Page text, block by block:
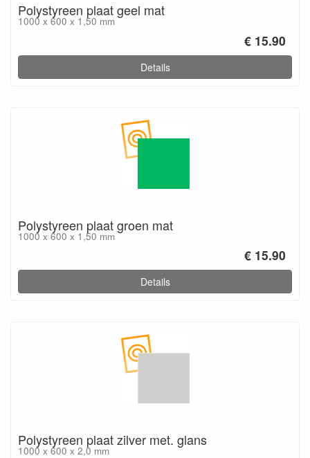
Polystyreen plaat geel mat
1000 x 600 x 1,50 mm
€ 15.90
Details
Polystyreen plaat groen mat
1000 x 600 x 1,50 mm
€ 15.90
Details
Polystyreen plaat zilver met. glans
1000 x 600 x 2,0 mm